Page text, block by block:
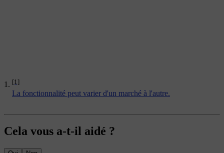
[1]
La fonctionnalité peut varier d'un marché à l'autre.
Cela vous a-t-il aidé ?